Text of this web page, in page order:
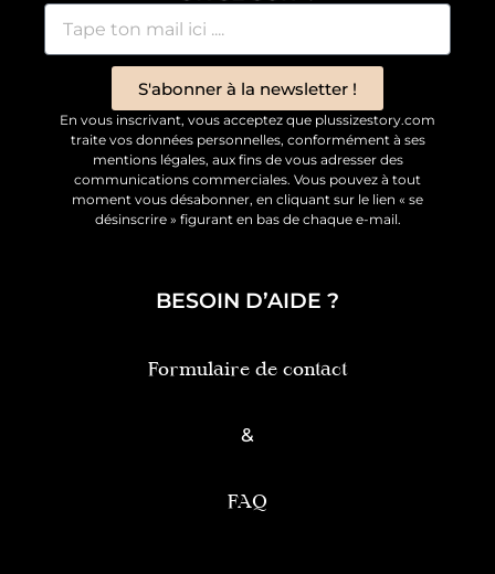
S'abonner à la newsletter !
En vous inscrivant, vous acceptez que plussizestory.com
traite vos données personnelles, conformément à ses
mentions légales, aux fins de vous adresser des
communications commerciales. Vous pouvez à tout
moment vous désabonner, en cliquant sur le lien « se
désinscrire » figurant en bas de chaque e-mail.
BESOIN D’AIDE ?
Formulaire de contact
&
FAQ